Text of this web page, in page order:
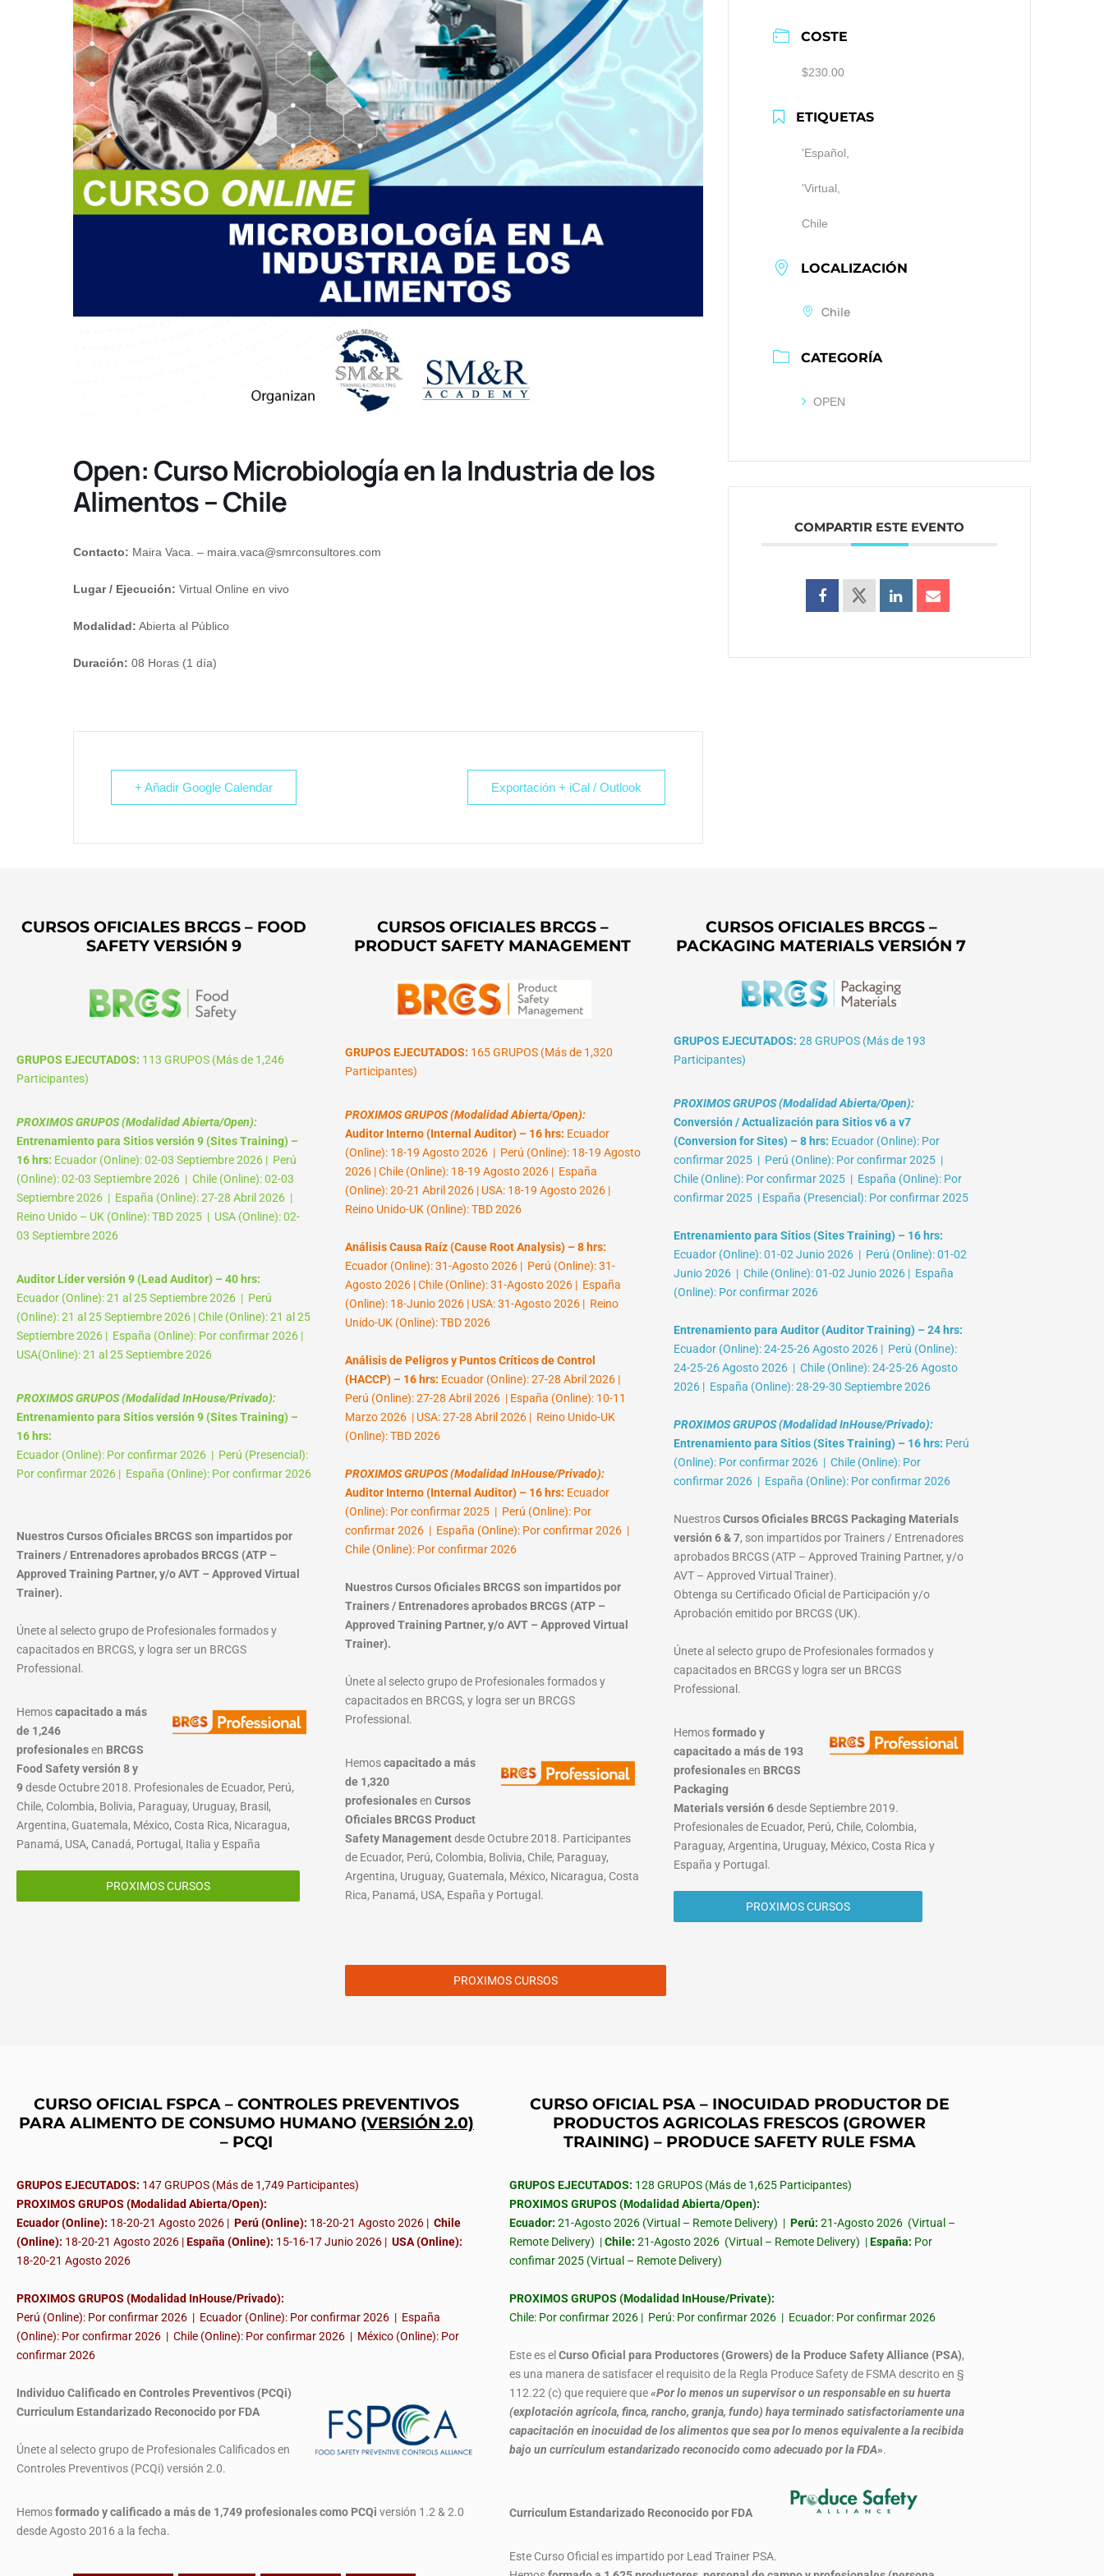
Open: Curso Microbiología en la Industria de los
Alimentos – Chile
Contacto: Maira Vaca. – maira.vaca@smrconsultores.com
Lugar / Ejecución: Virtual Online en vivo
Modalidad: Abierta al Público
Duración: 08 Horas (1 día)
+ Añadir Google Calendar Exportación + iCal / Outlook
COSTE
$230.00
ETIQUETAS
'Español,
'Virtual,
Chile
LOCALIZACIÓN
Chile
CATEGORÍA
OPEN
COMPARTIR ESTE EVENTO
CURSOS OFICIALES BRCGS – FOOD
SAFETY VERSIÓN 9
GRUPOS EJECUTADOS: 113 GRUPOS (Más de 1,246
Participantes)
PROXIMOS GRUPOS (Modalidad Abierta/Open):
Entrenamiento para Sitios versión 9 (Sites Training) –
16 hrs: Ecuador (Online): 02-03 Septiembre 2026 | Perú
(Online): 02-03 Septiembre 2026 | Chile (Online): 02-03
Septiembre 2026 | España (Online): 27-28 Abril 2026 |
Reino Unido – UK (Online): TBD 2025 | USA (Online): 02-
03 Septiembre 2026
Auditor Líder versión 9 (Lead Auditor) – 40 hrs:
Ecuador (Online): 21 al 25 Septiembre 2026 | Perú
(Online): 21 al 25 Septiembre 2026 | Chile (Online): 21 al 25
Septiembre 2026 | España (Online): Por confirmar 2026 |
USA(Online): 21 al 25 Septiembre 2026
PROXIMOS GRUPOS (Modalidad InHouse/Privado):
Entrenamiento para Sitios versión 9 (Sites Training) –
16 hrs:
Ecuador (Online): Por confirmar 2026 | Perú (Presencial):
Por confirmar 2026 | España (Online): Por confirmar 2026
Nuestros Cursos Oficiales BRCGS son impartidos por
Trainers / Entrenadores aprobados BRCGS (ATP –
Approved Training Partner, y/o AVT – Approved Virtual
Trainer).
Únete al selecto grupo de Profesionales formados y
capacitados en BRCGS, y logra ser un BRCGS
Professional.
Hemoscapacitado a más
de 1,246
profesionalesen BRCGS
Food Safety versión 8 y
9desde Octubre 2018. Profesionales de Ecuador, Perú,
Chile, Colombia, Bolivia, Paraguay, Uruguay, Brasil,
Argentina, Guatemala, México, Costa Rica, Nicaragua,
Panamá, USA, Canadá, Portugal, Italia y España
PROXIMOS CURSOS
CURSOS OFICIALES BRCGS –
PRODUCT SAFETY MANAGEMENT
GRUPOS EJECUTADOS: 165 GRUPOS (Más de 1,320
Participantes)
PROXIMOS GRUPOS (Modalidad Abierta/Open):
Auditor Interno (Internal Auditor) – 16 hrs: Ecuador
(Online): 18-19 Agosto 2026 | Perú (Online): 18-19 Agosto
2026 | Chile (Online): 18-19 Agosto 2026 | España
(Online): 20-21 Abril 2026 | USA: 18-19 Agosto 2026 |
Reino Unido-UK (Online): TBD 2026
Análisis Causa Raíz (Cause Root Analysis) – 8 hrs:
Ecuador (Online): 31-Agosto 2026 | Perú (Online): 31-
Agosto 2026 | Chile (Online): 31-Agosto 2026 | España
(Online): 18-Junio 2026 | USA: 31-Agosto 2026 | Reino
Unido-UK (Online): TBD 2026
Análisis de Peligros y Puntos Críticos de Control
(HACCP) – 16 hrs: Ecuador (Online): 27-28 Abril 2026 |
Perú (Online): 27-28 Abril 2026 | España (Online): 10-11
Marzo 2026 | USA: 27-28 Abril 2026 | Reino Unido-UK
(Online): TBD 2026
PROXIMOS GRUPOS (Modalidad InHouse/Privado):
Auditor Interno (Internal Auditor) – 16 hrs: Ecuador
(Online): Por confirmar 2025 | Perú (Online): Por
confirmar 2026 | España (Online): Por confirmar 2026 |
Chile (Online): Por confirmar 2026
Nuestros Cursos Oficiales BRCGS son impartidos por
Trainers / Entrenadores aprobados BRCGS (ATP –
Approved Training Partner, y/o AVT – Approved Virtual
Trainer).
Únete al selecto grupo de Profesionales formados y
capacitados en BRCGS, y logra ser un BRCGS
Professional.
Hemoscapacitado a más
de 1,320
profesionalesen Cursos
Oficiales BRCGS Product
Safety Managementdesde Octubre 2018. Participantes
de Ecuador, Perú, Colombia, Bolivia, Chile, Paraguay,
Argentina, Uruguay, Guatemala, México, Nicaragua, Costa
Rica, Panamá, USA, España y Portugal.
PROXIMOS CURSOS
CURSOS OFICIALES BRCGS –
PACKAGING MATERIALS VERSIÓN 7
GRUPOS EJECUTADOS: 28 GRUPOS (Más de 193
Participantes)
PROXIMOS GRUPOS (Modalidad Abierta/Open):
Conversión / Actualización para Sitios v6 a v7
(Conversion for Sites) – 8 hrs: Ecuador (Online): Por
confirmar 2025 | Perú (Online): Por confirmar 2025 |
Chile (Online): Por confirmar 2025 | España (Online): Por
confirmar 2025 | España (Presencial): Por confirmar 2025
Entrenamiento para Sitios (Sites Training) – 16 hrs:
Ecuador (Online): 01-02 Junio 2026 | Perú (Online): 01-02
Junio 2026 | Chile (Online): 01-02 Junio 2026 | España
(Online): Por confirmar 2026
Entrenamiento para Auditor (Auditor Training) – 24 hrs:
Ecuador (Online): 24-25-26 Agosto 2026 | Perú (Online):
24-25-26 Agosto 2026 | Chile (Online): 24-25-26 Agosto
2026 | España (Online): 28-29-30 Septiembre 2026
PROXIMOS GRUPOS (Modalidad InHouse/Privado):
Entrenamiento para Sitios (Sites Training) – 16 hrs: Perú
(Online): Por confirmar 2026 | Chile (Online): Por
confirmar 2026 | España (Online): Por confirmar 2026
NuestrosCursos Oficiales BRCGS Packaging Materials
versión 6 & 7, son impartidos por Trainers / Entrenadores
aprobados BRCGS (ATP – Approved Training Partner, y/o
AVT – Approved Virtual Trainer).
Obtenga su Certificado Oficial de Participación y/o
Aprobación emitido por BRCGS (UK).
Únete al selecto grupo de Profesionales formados y
capacitados en BRCGS y logra ser un BRCGS
Professional.
Hemosformado y
capacitado a más de 193
profesionalesen BRCGS
Packaging
Materialsversión 6desde Septiembre 2019.
Profesionales de Ecuador, Perú, Chile, Colombia,
Paraguay, Argentina, Uruguay, México, Costa Rica y
España y Portugal.
PROXIMOS CURSOS
CURSO OFICIAL FSPCA – CONTROLES PREVENTIVOS
PARA ALIMENTO DE CONSUMO HUMANO (VERSIÓN 2.0)
– PCQI
GRUPOS EJECUTADOS: 147 GRUPOS (Más de 1,749 Participantes)
PROXIMOS GRUPOS (Modalidad Abierta/Open):
Ecuador (Online): 18-20-21 Agosto 2026 | Perú (Online): 18-20-21 Agosto 2026 | Chile
(Online): 18-20-21 Agosto 2026 |España (Online): 15-16-17 Junio 2026 | USA (Online):
18-20-21 Agosto 2026
PROXIMOS GRUPOS (Modalidad InHouse/Privado):
Perú (Online): Por confirmar 2026 | Ecuador (Online): Por confirmar 2026 | España
(Online): Por confirmar 2026 | Chile (Online): Por confirmar 2026 | México (Online): Por
confirmar 2026
Individuo Calificado en Controles Preventivos (PCQi)
Curriculum Estandarizado Reconocido por FDA
Únete al selecto grupo de Profesionales Calificados en
Controles Preventivos (PCQi) versión 2.0.
Hemosformado y calificado a más de 1,749 profesionalescomo PCQi versión 1.2 & 2.0
desde Agosto 2016 a la fecha.
CURSO OFICIAL PSA – INOCUIDAD PRODUCTOR DE
PRODUCTOS AGRICOLAS FRESCOS (GROWER
TRAINING) – PRODUCE SAFETY RULE FSMA
GRUPOS EJECUTADOS: 128 GRUPOS (Más de 1,625 Participantes)
PROXIMOS GRUPOS (Modalidad Abierta/Open):
Ecuador: 21-Agosto 2026 (Virtual – Remote Delivery) | Perú: 21-Agosto 2026 (Virtual –
Remote Delivery) |Chile: 21-Agosto 2026 (Virtual – Remote Delivery) |España: Por
confimar 2025 (Virtual – Remote Delivery)
PROXIMOS GRUPOS (Modalidad InHouse/Private):
Chile: Por confirmar 2026 | Perú: Por confirmar 2026 | Ecuador: Por confirmar 2026
Este es el Curso Oficial para Productores (Growers) de la Produce Safety Alliance (PSA),
es una manera de satisfacer el requisito de la Regla Produce Safety de FSMA descrito en §
112.22 (c) que requiere que«Por lo menos un supervisor o un responsable en su huerta
(explotación agrícola, finca, rancho, granja, fundo) haya terminado satisfactoriamente una
capacitación en inocuidad de los alimentos que sea por lo menos equivalente a la recibida
bajo un currículum estandarizado reconocido como adecuado por la FDA».
Curriculum Estandarizado Reconocido por FDA
Este Curso Oficial es impartido por Lead Trainer PSA.